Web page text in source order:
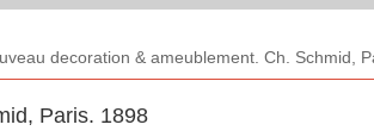
decoration & ameublement. Ch. Schmid,
Paris. 1898